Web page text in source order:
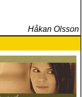
Håkan Olsson